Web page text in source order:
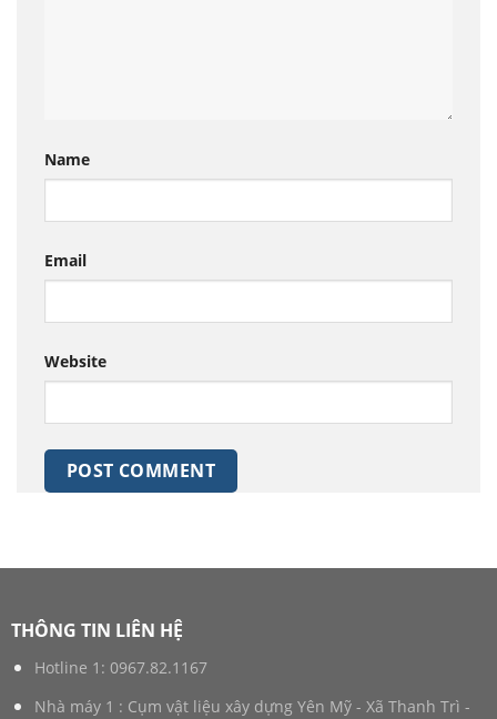
Name
Email
Website
THÔNG TIN LIÊN HỆ
Hotline 1: 0967.82.1167
Nhà máy 1 : Cụm vật liệu xây dựng Yên Mỹ - Xã Thanh Trì -